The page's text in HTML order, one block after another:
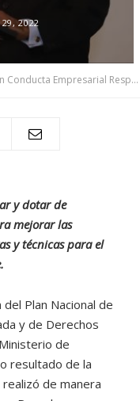
2022
Servidores públicos se Capacitan en Conducta Empresarial Responsable y Derechos Humanos
y dotar de
mejorar las
y técnicas para el
Plan Nacional de
y de Derechos
de
resultado de la
de manera